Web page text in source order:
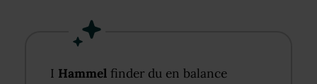
I Hammel finder du en balance